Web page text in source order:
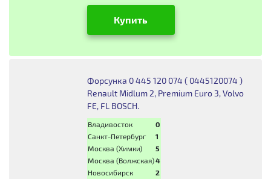
Купить
Форсунка 0 445 120 074 ( 0445120074 )
Renault Midlum 2, Premium Euro 3, Volvo
FE, FL BOSCH.
Владивосток
0
Санкт-Петербург
1
Москва (Химки)
5
Москва (Волжская)4
Новосибирск
2